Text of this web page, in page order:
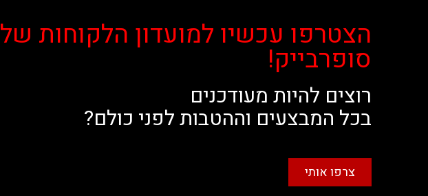
הצטרפו עכשיו למועדון הלקוחות של
סופרבייק!
רוצים להיות מעודכנים
בכל המבצעים וההטבות לפני כולם?
צרפו אותי